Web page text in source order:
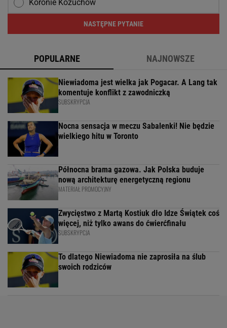
Koronie Kożuchów
NASTĘPNE PYTANIE
POPULARNE NAJNOWSZE
Niewiadoma jest wielka jak Pogacar. A Lang tak
komentuje konflikt z zawodniczką
SUBSKRYPCJA
Nocna sensacja w meczu Sabalenki! Nie będzie
wielkiego hitu w Toronto
Północna brama gazowa. Jak Polska buduje
nową architekturę energetyczną regionu
MATERIAŁ PROMOCYJNY
Zwycięstwo z Martą Kostiuk dło Idze Świątek coś
więcej, niż tylko awans do ćwierćfinału
SUBSKRYPCJA
To dlatego Niewiadoma nie zaprosiła na ślub
swoich rodziców